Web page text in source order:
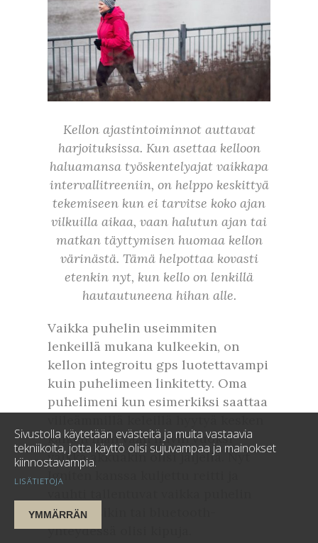
Kellon ajastintoiminnot auttavat
harjoituksissa. Kun asettaa kelloon
haluamansa työskentelyajat vaikkapa
intervallitreeniin, on helppo keskittyä
tekemiseen kun ei tarvitse koko ajan
vilkuilla aikaa, vaan halutun ajan tai
matkan täyttymisen huomaa kellon
värinästä. Tämä helpottaa kovasti
etenkin nyt, kun kello on lenkillä
hautautuneena hihan alle.
Vaikka puhelin useimmiten
lenkeillä mukana kulkeekin, on
kellon integroitu gps luotettavampi
kuin puhelimeen linkitetty. Oma
puhelimeni kun esimerkiksi saattaa
kaiken ihan vaan huvin vuoksi
vaikka akkuakin olisi jäljellä. Nyt
Igniten kanssa kuljettu reitti ja
sammuisikin tai bluetooth-
yhteydessä olisi kipuja.
LISÄTIETOJA
Sivustolla käytetään evästeitä ja muita vastaavia
tekniikoita, jotta käyttö olisi sujuvampaa ja mainokset
kiinnostavampia.
YMMÄRRÄN